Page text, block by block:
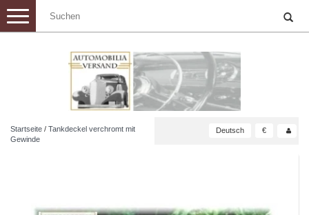
Toggle
navigation
Startseite / Tankdeckel verchromt mit
Gewinde
Deutsch €